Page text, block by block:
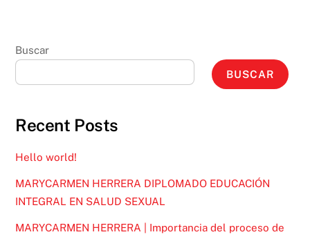
Buscar
BUSCAR
Recent Posts
Hello world!
MARYCARMEN HERRERA DIPLOMADO EDUCACIÓN
INTEGRAL EN SALUD SEXUAL
MARYCARMEN HERRERA | Importancia del proceso de